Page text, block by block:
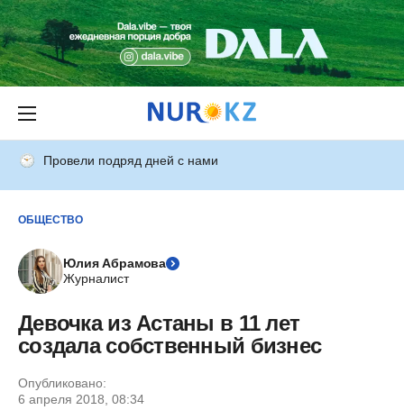
Провели подряд дней с нами
ОБЩЕСТВО
Юлия Абрамова
Журналист
Девочка из Астаны в 11 лет
создала собственный бизнес
Опубликовано:
6 апреля 2018, 08:34